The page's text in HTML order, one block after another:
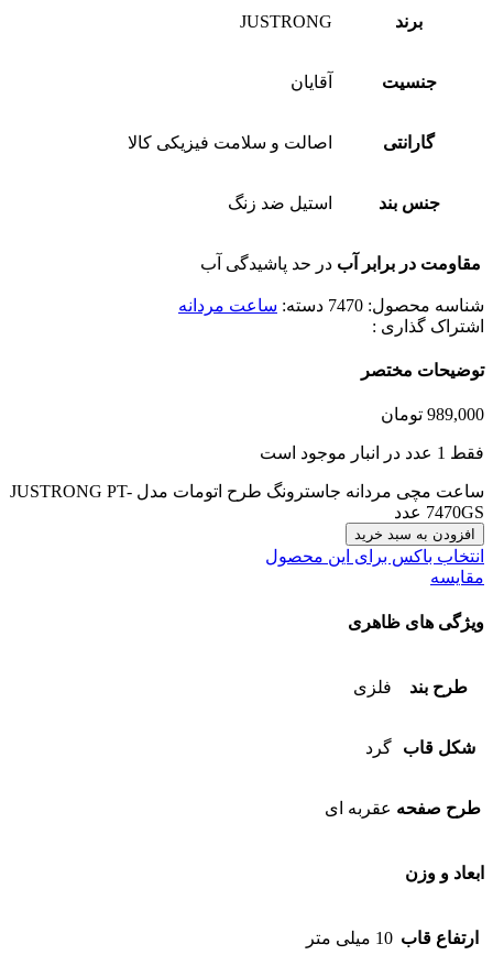
برند JUSTRONG
جنسیت آقایان
گارانتی اصالت و سلامت فیزیکی کالا
جنس بند استیل ضد زنگ
مقاومت در برابر آب در حد پاشیدگی آب
شناسه محصول: 7470 دسته: ساعت مردانه
اشتراک گذاری :
توضیحات مختصر
989,000 تومان
فقط 1 عدد در انبار موجود است
ساعت مچی مردانه جاسترونگ طرح اتومات مدل JUSTRONG PT-
7470GS عدد
افزودن به سبد خرید
انتخاب باکس برای این محصول
مقایسه
ویژگی های ظاهری
طرح بند فلزی
شکل قاب گرد
طرح صفحه عقربه ای
ابعاد و وزن
ارتفاع قاب 10 میلی متر